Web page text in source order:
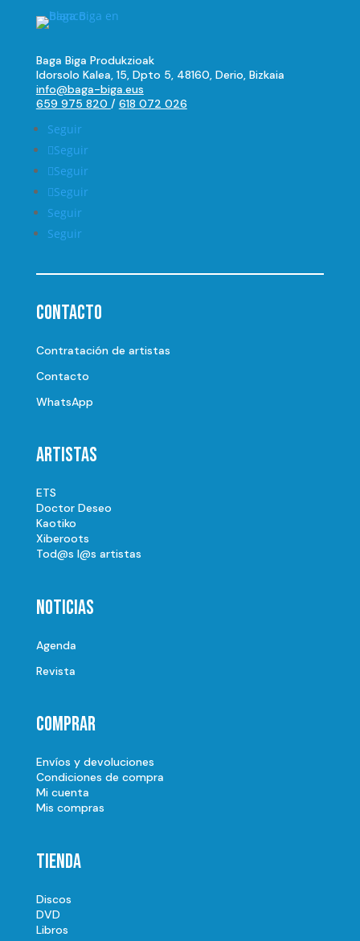
Baga Biga Produkzioak
Idorsolo Kalea, 15, Dpto 5, 48160, Derio, Bizkaia
info@baga-biga.eus
659 975 820 / 618 072 026
Seguir
Seguir
Seguir
Seguir
Seguir
Seguir
Contacto
Contratación de artistas
Contacto
WhatsApp
Artistas
ETS
Doctor Deseo
Kaotiko
Xiberoots
Tod@s l@s artistas
Noticias
Agenda
Revista
Comprar
Envíos y devoluciones
Condiciones de compra
Mi cuenta
Mis compras
Tienda
Discos
DVD
Libros